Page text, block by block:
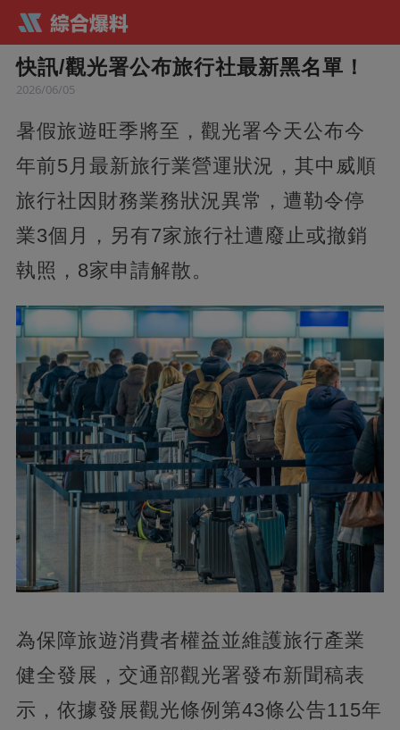
快訊/觀光署公布旅行社最新黑名單！
2026/06/05
暑假旅遊旺季將至，觀光署今天公布今
年前5月最新旅行業營運狀況，其中威順
旅行社因財務業務狀況異常，遭勒令停
業3個月，另有7家旅行社遭廢止或撤銷
執照，8家申請解散。
為保障旅遊消費者權益並維護旅行產業
健全發展，交通部觀光署發布新聞稿表
示，依據發展觀光條例第43條公告115年